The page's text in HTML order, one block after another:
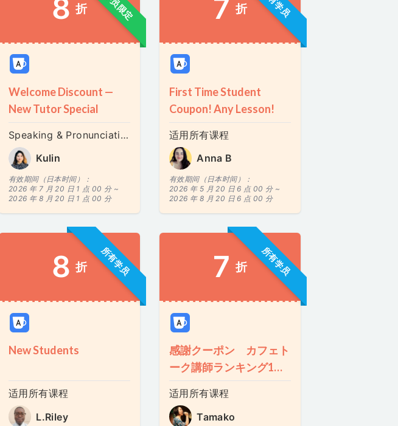
8 折
Welcome Discount —
New Tutor Special
Speaking & Pronunciation Practice (Speak Clearly & Confidently)
Kulin
有效期间（日本时间）：
2026 年 7 月 20 日 1 点 00 分 ~
2026 年 8 月 20 日 1 点 00 分
7 折
First Time Student
Coupon! Any Lesson!
适用所有课程
Anna B
有效期间（日本时间）：
2026 年 5 月 20 日 6 点 00 分 ~
2026 年 8 月 20 日 6 点 00 分
所有学员
8 折
New Students
适用所有课程
L.Riley
所有学员
7 折
感謝クーポン カフェト
ーク講師ランキング1
位！
适用所有课程
Tamako